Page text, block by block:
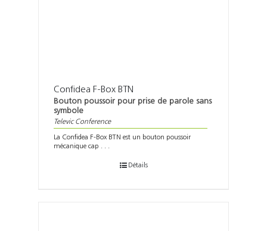
Confidea F-Box BTN
Bouton poussoir pour prise de parole sans
symbole
Televic Conference
La Confidea F-Box BTN est un bouton poussoir
mécanique cap . . .
Détails